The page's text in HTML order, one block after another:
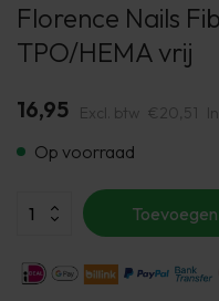
Florence Nails
TPO/HEMA vrij
16,95 Excl. btw €20,51
Op voorraad